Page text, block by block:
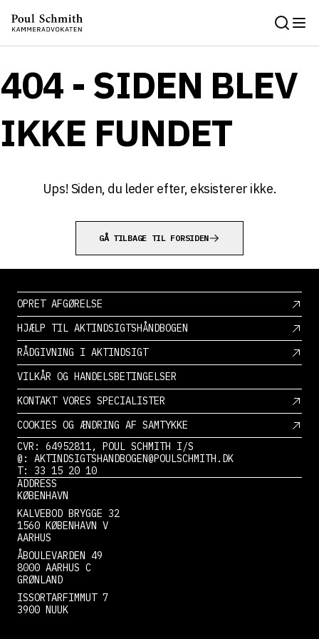
404 - SIDEN BLEV
IKKE FUNDET
Ups! Siden, du leder efter, eksisterer ikke.
GÅ TILBAGE TIL FORSIDEN
OPRET AFGØRELSE
HJÆLP TIL AKTINDSIGTSHÅNDBOGEN
RÅDGIVNING I AKTINDSIGT
VILKÅR OG HANDELSBETINGELSER
KONTAKT VORES SPECIALISTER
COOKIES OG ÆNDRING AF SAMTYKKE
CVR: 64952811, POUL SCHMITH I/S
@: AKTINDSIGTSHANDBOGEN@POULSCHMITH.DK
T: 33 15 20 10
ADDRESS
KØBENHAVN
KALVEBOD BRYGGE 32
1560 KØBENHAVN V
AARHUS
ÅBOULEVARDEN 49
8000 AARHUS C
GRØNLAND
ISSORTARFIMMUT 7
3900 NUUK